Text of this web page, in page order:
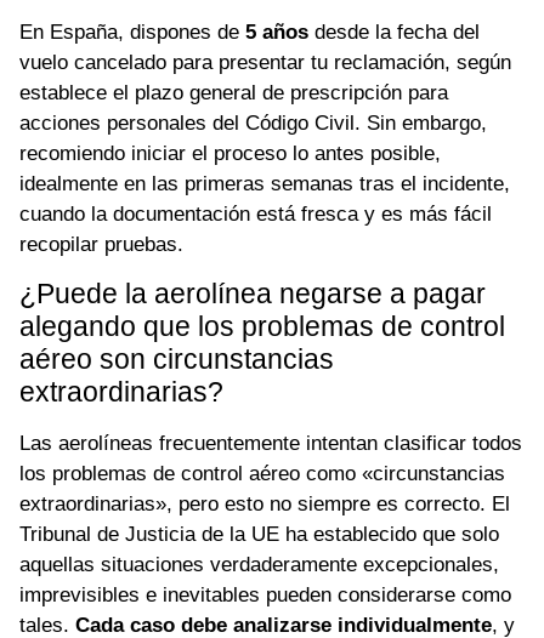
En España, dispones de 5 años desde la fecha del
vuelo cancelado para presentar tu reclamación, según
establece el plazo general de prescripción para
acciones personales del Código Civil. Sin embargo,
recomiendo iniciar el proceso lo antes posible,
idealmente en las primeras semanas tras el incidente,
cuando la documentación está fresca y es más fácil
recopilar pruebas.
¿Puede la aerolínea negarse a pagar
alegando que los problemas de control
aéreo son circunstancias
extraordinarias?
Las aerolíneas frecuentemente intentan clasificar todos
los problemas de control aéreo como «circunstancias
extraordinarias», pero esto no siempre es correcto. El
Tribunal de Justicia de la UE ha establecido que solo
aquellas situaciones verdaderamente excepcionales,
imprevisibles e inevitables pueden considerarse como
tales. Cada caso debe analizarse individualmente, y